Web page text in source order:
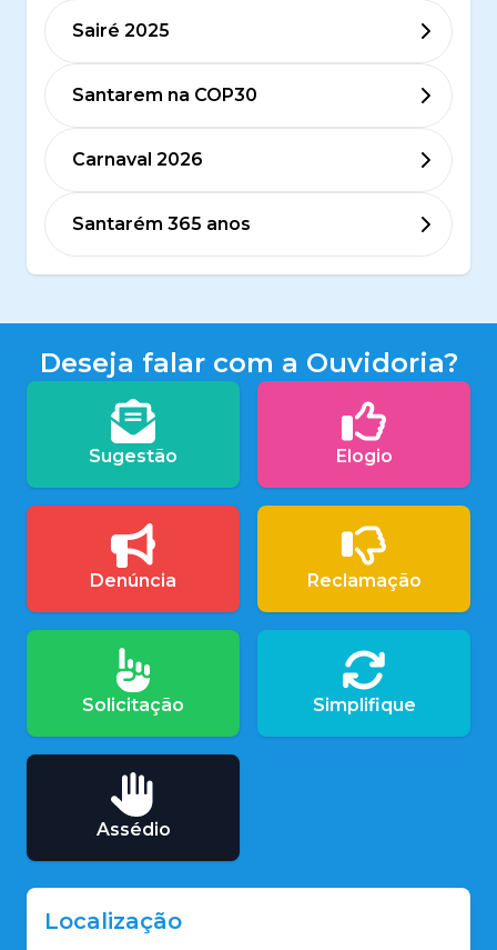
Sairé 2025
Santarem na COP30
Carnaval 2026
Santarém 365 anos
Deseja falar com a Ouvidoria?
Sugestão Elogio
Denúncia Reclamação
Solicitação Simplifique
Assédio
Localização